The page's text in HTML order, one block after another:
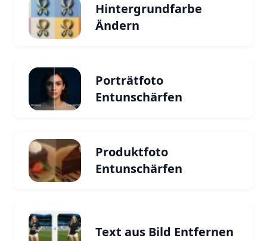
Hintergrundfarbe
Ändern
Porträtfoto
Entunschärfen
Produktfoto
Entunschärfen
Text aus Bild Entfernen